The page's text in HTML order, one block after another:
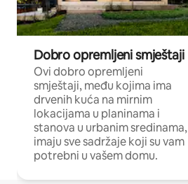
Dobro opremljeni smještaji
Ovi dobro opremljeni
smještaji, među kojima ima
drvenih kuća na mirnim
lokacijama u planinama i
stanova u urbanim sredinama,
imaju sve sadržaje koji su vam
potrebni u vašem domu.